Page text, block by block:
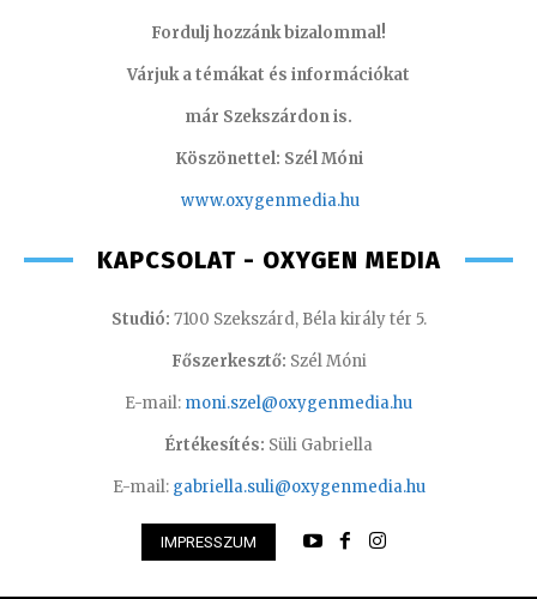
Fordulj hozzánk bizalommal!
Várjuk a témákat és információkat
már Szekszárdon is.
Köszönettel: Szél Móni
www.oxygenmedia.hu
KAPCSOLAT - OXYGEN MEDIA
Studió: 7100 Szekszárd, Béla király tér 5.
Főszerkesztő: Szél Móni
E-mail: moni.szel@oxygenmedia.hu
Értékesítés: Süli Gabriella
E-mail: gabriella.suli@oxygenmedia.hu
IMPRESSZUM